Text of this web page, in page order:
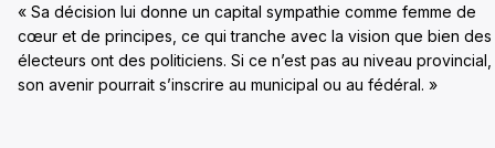
« Sa décision lui donne un capital sympathie comme femme de
cœur et de principes, ce qui tranche avec la vision que bien des
électeurs ont des politiciens. Si ce n’est pas au niveau provincial,
son avenir pourrait s’inscrire au municipal ou au fédéral. »